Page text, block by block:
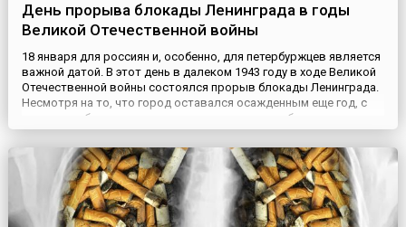
День прорыва блокады Ленинграда в годы
Великой Отечественной войны
18 января для россиян и, особенно, для петербуржцев является
важной датой. В этот день в далеком 1943 году в ходе Великой
Отечественной войны состоялся прорыв блокады Ленинграда.
Несмотря на то, что город оставался осажденным еще год, с
прорывом блокады значительно улучшилась обстановка на
всём Ленинградском фронте.По планам Ставки Верховного
главнокомандующего, советские войска ударами двух ф...